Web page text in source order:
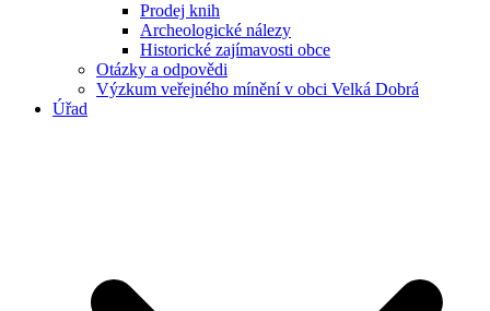
Prodej knih
Archeologické nálezy
Historické zajímavosti obce
Otázky a odpovědi
Výzkum veřejného mínění v obci Velká Dobrá
Úřad